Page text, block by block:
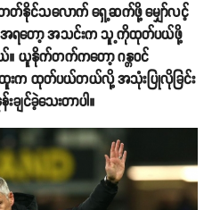
နိုင်သလောက် ရှေ့ဆက်ဖို့ မျှော်လင့်
အရတော့ အသင်းက သူ့ကိုထုတ်ပယ်ဖို့
ယ်။ ယူနိုက်တက်ကတော့ ဂန္တဝင်
ာထူးက ထုတ်ပယ်တယ်လို့ အသုံးပြုလိုခြင်း
ျင်ခဲ့သေးတာပါ။